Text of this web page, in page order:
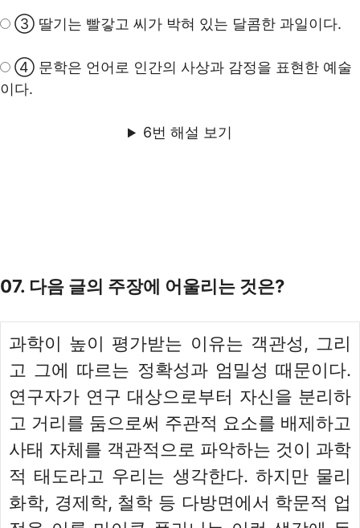
③ 딸기는 빨갛고 씨가 박혀 있는 달콤한 과일이다.
④ 문학은 언어로 인간의 사상과 감정을 표현한 예술
이다.
6번 해설 보기
07. 다음 글의 주장에 어울리는 것은?
과학이 높이 평가받는 이유는 객관성, 그리
고 그에 따르는 정확성과 엄밀성 때문이다.
연구자가 연구 대상으로부터 자신을 분리하
고 거리를 둠으로써 주관적 요소를 배제하고
사태 자체를 객관적으로 파악하는 것이 과학
적 태도라고 우리는 생각한다. 하지만 물리
화학, 경제학, 철학 등 다방면에서 학문적 업